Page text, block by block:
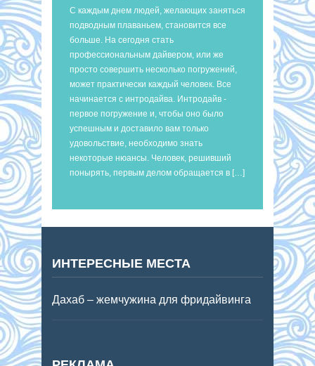
С каждым днем людей, желающих заняться
подводным плаваньем, становится все
больше. На сегодня стать
профессиональным дайвером, или же
просто совершить несколько погружений,
может практически каждый человек. Все
начинается с интродайва. Интродайв -
первое погружение и, чтобы оно было
успешным и доставило вам только
удовольствие, необходимо знать
некоторые нюансы. Человек, решивший
понырять, первым делом обращается в […]
ИНТЕРЕСНЫЕ МЕСТА
Дахаб – жемчужина для фридайвинга